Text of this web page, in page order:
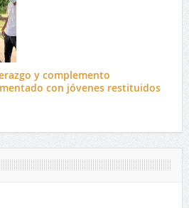
y complemento
con jóvenes restituidos